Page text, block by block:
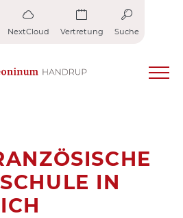
NextCloud Vertretung Suche
IN